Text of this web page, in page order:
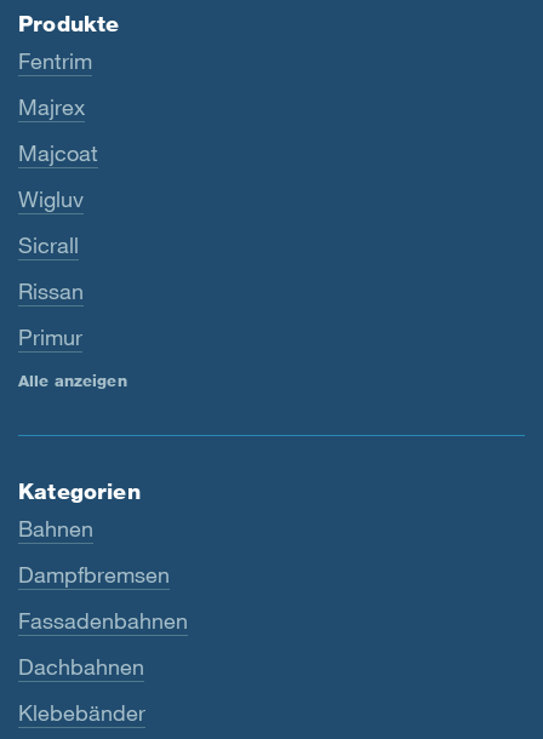
Produkte
Fentrim
Majrex
Majcoat
Wigluv
Sicrall
Rissan
Primur
Alle anzeigen
Kategorien
Bahnen
Dampfbremsen
Fassadenbahnen
Dachbahnen
Klebebänder